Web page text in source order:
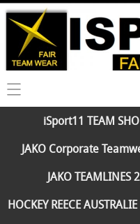
HOME
WEBSHOP
PARTNERS
iSport11 TEAM
JAKO Corporate
JAKO TEAMLINES
HOCKEY REECE AUSTRALIE